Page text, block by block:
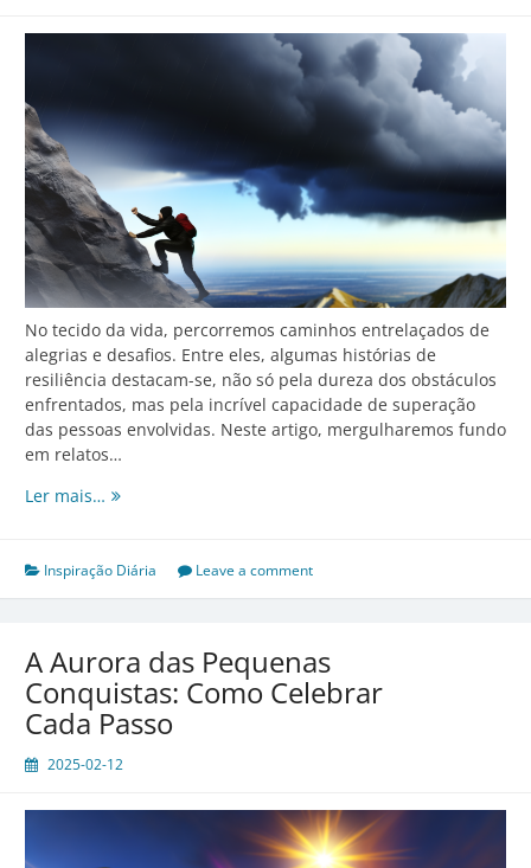
No tecido da vida, percorremos caminhos entrelaçados de
alegrias e desafios. Entre eles, algumas histórias de
resiliência destacam-se, não só pela dureza dos obstáculos
enfrentados, mas pela incrível capacidade de superação
das pessoas envolvidas. Neste artigo, mergulharemos fundo
em relatos…
Ler mais… Resiliência
de
Desafio:
Quem
Superou
Inspiração Diária Leave a comment
A Aurora das Pequenas
Conquistas: Como Celebrar
Cada Passo
2025-02-12